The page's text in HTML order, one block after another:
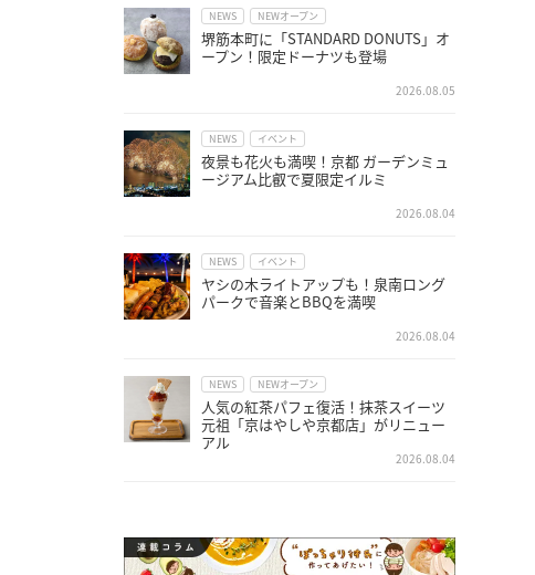
NEWS NEWオープン
堺筋本町に「STANDARD DONUTS」オ
ープン！限定ドーナツも登場
2026.08.05
NEWS イベント
夜景も花火も満喫！京都 ガーデンミュ
ージアム比叡で夏限定イルミ
2026.08.04
NEWS イベント
ヤシの木ライトアップも！泉南ロング
パークで音楽とBBQを満喫
2026.08.04
NEWS NEWオープン
人気の紅茶パフェ復活！抹茶スイーツ
元祖「京はやしや京都店」がリニュー
アル
2026.08.04